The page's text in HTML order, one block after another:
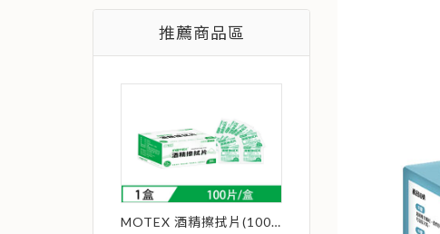
推薦商品區
MOTEX 酒精擦拭片(100片) 輕巧單片裝 (非醫用)